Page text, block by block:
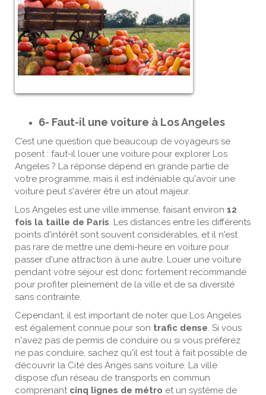
6- Faut-il une voiture à Los Angeles
C’est une question que beaucoup de voyageurs se
posent : faut-il louer une voiture pour explorer Los
Angeles ? La réponse dépend en grande partie de
votre programme, mais il est indéniable qu'avoir une
voiture peut s'avérer être un atout majeur.
Los Angeles est une ville immense, faisant environ 12
fois la taille de Paris . Les distances entre les différents
points d'intérêt sont souvent considérables, et il n'est
pas rare de mettre une demi-heure en voiture pour
passer d'une attraction à une autre. Louer une voiture
pendant votre séjour est donc fortement recommandé
pour profiter pleinement de la ville et de sa diversité
sans contrainte.
Cependant, il est important de noter que Los Angeles
est également connue pour son trafic dense . Si vous
n'avez pas de permis de conduire ou si vous préférez
ne pas conduire, sachez qu'il est tout à fait possible de
découvrir la Cité des Anges sans voiture. La ville
dispose d’un réseau de transports en commun
comprenant cinq lignes de métro et un système de